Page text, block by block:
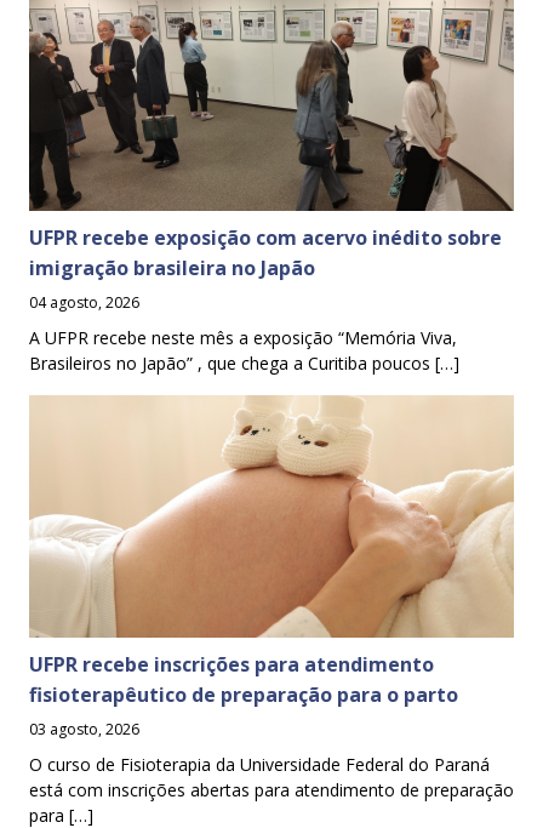
UFPR recebe exposição com acervo inédito sobre
imigração brasileira no Japão
04 agosto, 2026
A UFPR recebe neste mês a exposição “Memória Viva,
Brasileiros no Japão” , que chega a Curitiba poucos […]
UFPR recebe inscrições para atendimento
fisioterapêutico de preparação para o parto
03 agosto, 2026
O curso de Fisioterapia da Universidade Federal do Paraná
está com inscrições abertas para atendimento de preparação
para […]